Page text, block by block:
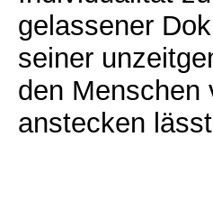
gelassener
seiner
den Menschen
anstecken